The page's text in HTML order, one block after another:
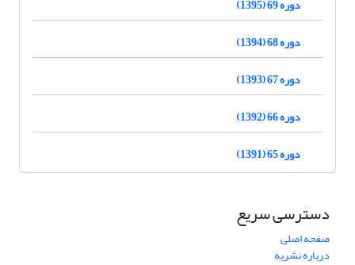
دوره 69 (1395)
دوره 68 (1394)
دوره 67 (1393)
دوره 66 (1392)
دوره 65 (1391)
دسترسی سریع
صفحه اصلی
درباره نشریه